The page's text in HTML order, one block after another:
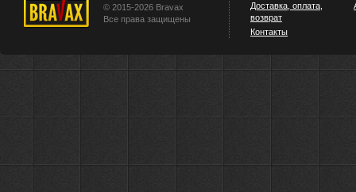
© 2015-2026 Bravax
Все права защищены
Доставка, оплата,
возврат
Контакты